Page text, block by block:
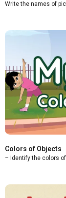
Write the names of
Colors of Objects
– Identify the colors